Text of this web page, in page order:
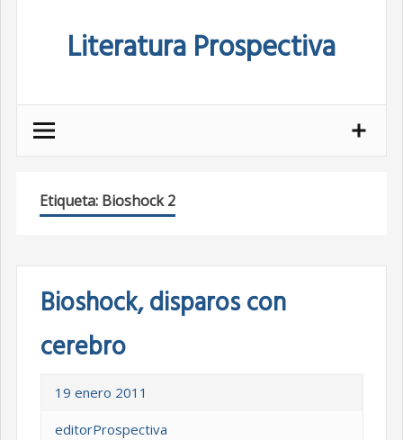
Literatura Prospectiva
Etiqueta: Bioshock 2
Bioshock, disparos con
cerebro
19 enero 2011
editorProspectiva